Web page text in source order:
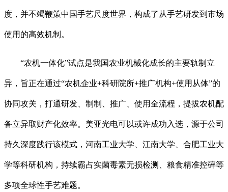
度，并不竭鞭策中国手艺尺度世界，构成了从手艺研发到市场
使用的高效机制。
“农机一体化”试点是我国农业机械化成长的主要轨制立
异，旨正在通过“农机企业+科研院所+推广机构+使用从体”的
协同攻关，打通研发、制制、推广、使用全流程，提拔农机配
备立异取财产化效率。美亚光电可以或许成功入选，源于公司
持久深度践行该模式，河南工业大学、江南大学、合肥工业大
学等科研机构，持续霸占实菌毒素无损检测、粮食精准控碎等
多项全球性手艺难题。